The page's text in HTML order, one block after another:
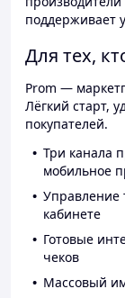
поддерживает
Для тех,
Prom —
Лёгкий старт,
покупателей.
Три канала
мобильное
Управление
кабинете
Готовые
чеков
Массовый